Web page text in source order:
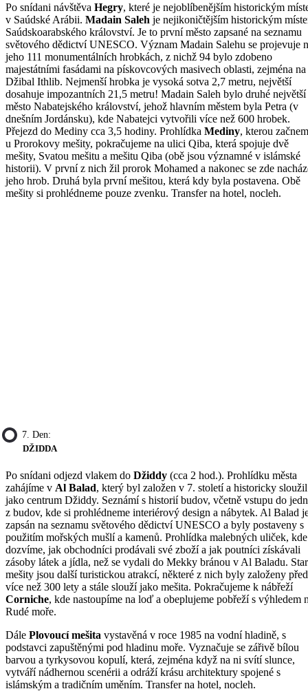
Po snídani návštěva Hegry, které je nejoblíbenějším historickým
v Saúdské Arábii. Madain Saleh je nejikoničtějším historickým
Saúdskoarabského království. Je to první město zapsané na seznamu
světového dědictví UNESCO. Význam Madain Salehu se projevuje
jeho 111 monumentálních hrobkách, z nichž 94 bylo zdobeno
majestátními fasádami na pískovcových masivech oblasti, zejména na
Džibal Ithlib. Nejmenší hrobka je vysoká sotva 2,7 metru, největší
dosahuje impozantních 21,5 metru! Madain Saleh bylo druhé největší
město Nabatejského království, jehož hlavním městem byla Petra (v
dnešním Jordánsku), kde Nabatejci vytvořili více než 600 hrobek.
Přejezd do Mediny cca 3,5 hodiny. Prohlídka Mediny, kterou
u Prorokovy mešity, pokračujeme na ulici Qiba, která spojuje dvě
mešity, Svatou mešitu a mešitu Qiba (obě jsou významné v islámské
historii). V první z nich žil prorok Mohamed a nakonec se zde
jeho hrob. Druhá byla první mešitou, která kdy byla postavena. Obě
mešity si prohlédneme pouze zvenku. Transfer na hotel, nocleh.
7. Den:
DŽIDDA
Po snídani odjezd vlakem do Džiddy (cca 2 hod.). Prohlídku města
zahájíme v Al Balad, který byl založen v 7. století a historicky sloužil
jako centrum Džiddy. Seznámí s historií budov, včetně vstupu do
z budov, kde si prohlédneme interiérový design a nábytek. Al Balad
zapsán na seznamu světového dědictví UNESCO a byly postaveny s
použitím mořských mušlí a kamenů. Prohlídka malebných uliček, kde
dozvíme, jak obchodníci prodávali své zboží a jak poutníci získávali
zásoby látek a jídla, než se vydali do Mekky bránou v Al Baladu.
mešity jsou další turistickou atrakcí, některé z nich byly založeny před
více než 300 lety a stále slouží jako mešita. Pokračujeme k nábřeží
Corniche, kde nastoupíme na loď a obeplujeme pobřeží s výhledem
Rudé moře.
Dále Plovoucí mešita vystavěná v roce 1985 na vodní hladině, s
podstavci zapuštěnými pod hladinu moře. Vyznačuje se zářivě bílou
barvou a tyrkysovou kopulí, která, zejména když na ni svítí slunce,
vytváří nádhernou scenérii a odráží krásu architektury spojené s
islámským a tradičním uměním. Transfer na hotel, nocleh.